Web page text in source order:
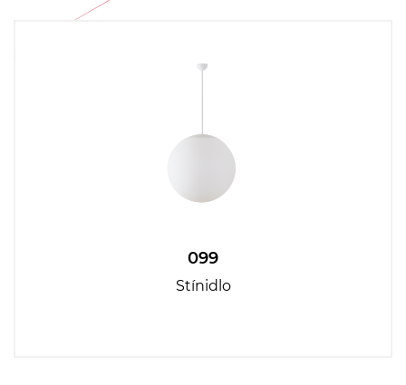
099
Stínidlo